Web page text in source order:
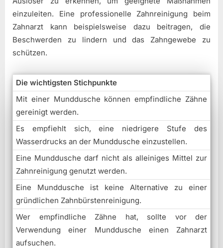
einzuleiten. Eine professionelle Zahnreinigung beim
Zahnarzt kann beispielsweise dazu beitragen, die
Beschwerden zu lindern und das Zahngewebe zu
schützen.
Die wichtigsten Stichpunkte
Mit einer Munddusche können empfindliche Zähne
gereinigt werden.
Es empfiehlt sich, eine niedrigere Stufe des
Wasserdrucks an der Munddusche einzustellen.
Eine Munddusche darf nicht als alleiniges Mittel zur
Zahnreinigung genutzt werden.
Eine Munddusche ist keine Alternative zu einer
gründlichen Zahnbürstenreinigung.
Wer empfindliche Zähne hat, sollte vor der
Verwendung einer Munddusche einen Zahnarzt
aufsuchen.